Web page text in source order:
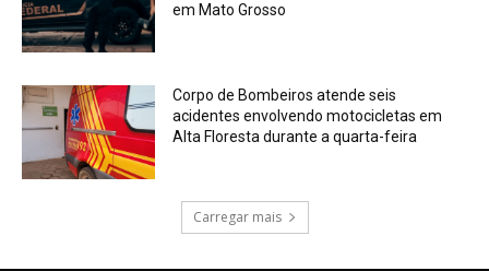
em Mato Grosso
Corpo de Bombeiros atende seis
acidentes envolvendo motocicletas em
Alta Floresta durante a quarta-feira
Carregar mais